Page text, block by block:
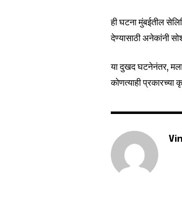
ही घटना मुंबईतील
देण्यासाठी अनेकांनी
या दुखद घटनेनंतर,
कोणत्याही प्रकारच्या